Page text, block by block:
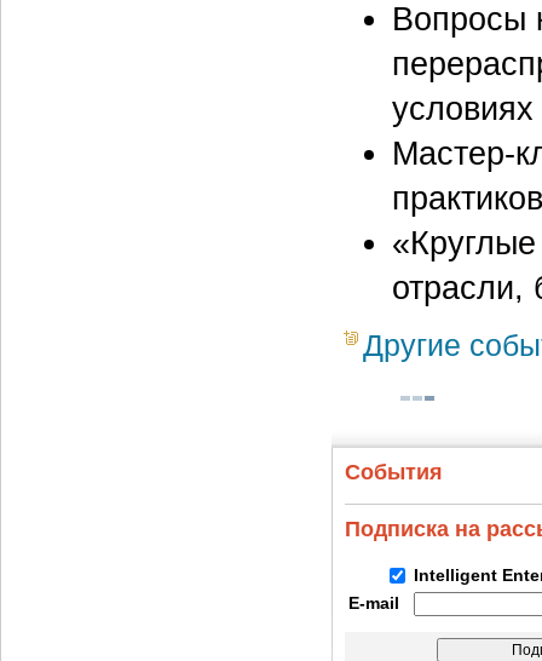
Вопросы
Мастер-
отрасли,
Другие
События
Подписка на
Intelligent
E-mail